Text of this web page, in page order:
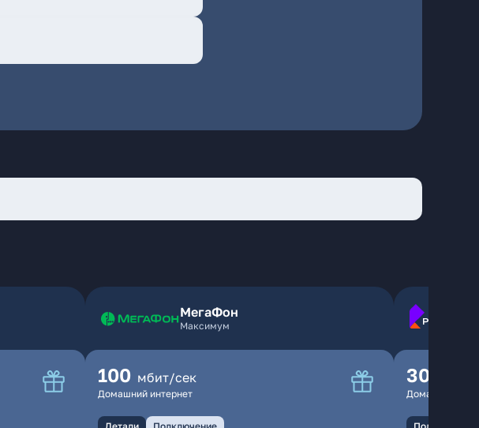
МегаФон
Максимум
100 мбит/сек
Домашний интернет
300
Домашний